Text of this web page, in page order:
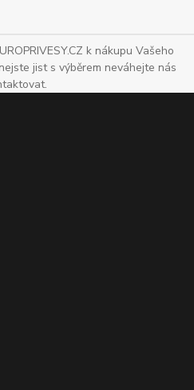
k nákupu Vašeho
jist s výběrem neváhejte nás